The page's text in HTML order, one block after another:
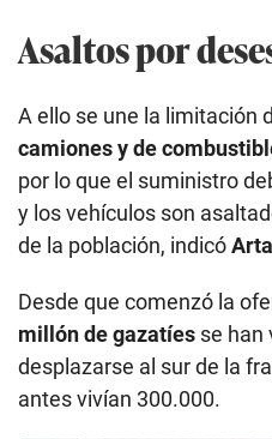
Asaltos por
A ello se une la limitación
camiones y de
por lo que el suministro
y los vehículos son
de la población, indicó
Desde que comenzó la
millón de gazatíes se han
desplazarse al sur de la
antes vivían 300.000.